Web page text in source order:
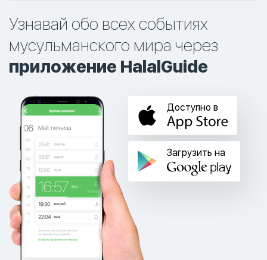
Узнавай обо всех событиях
мусульманского мира через
приложение HalalGuide
Доступно в
Загрузить на